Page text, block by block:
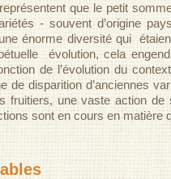
que le petit
- souvent d’origine
énorme diversité qui
évolution, cela
de l’évolution du
de disparition d’anciennes
fruitiers, une vaste action
sont en cours en matière